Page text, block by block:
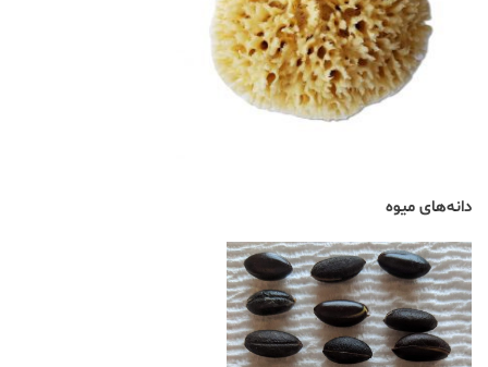
دانه‌های میوه